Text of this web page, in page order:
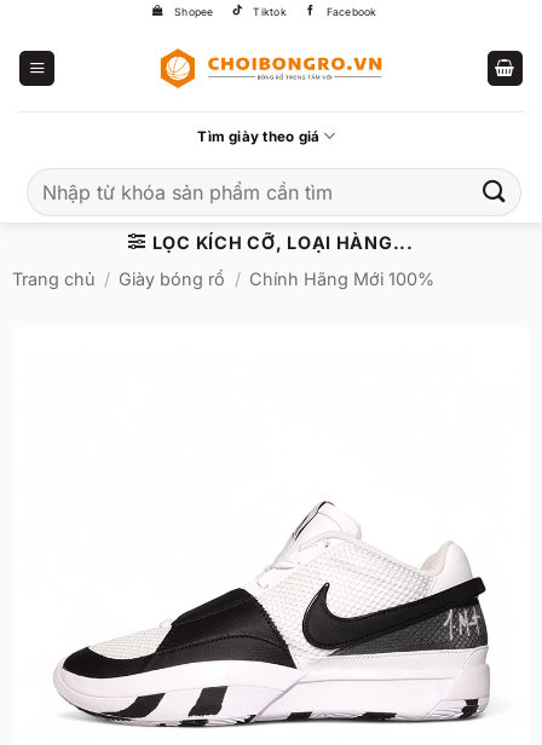
Shopee Tiktok Facebook
Tìm giày theo giá
kiếm:
LỌC KÍCH CỠ, LOẠI HÀNG...
Trang chủ / Giày bóng rổ / Chính Hãng Mới 100%